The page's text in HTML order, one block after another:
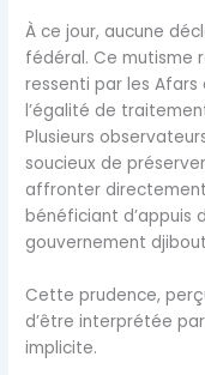
À ce jour, aucune
fédéral. Ce mutisme
ressenti par les
l’égalité de
Plusieurs
soucieux de
affronter
bénéficiant d’appuis
gouvernement
Cette prudence,
d’être interprétée
implicite.